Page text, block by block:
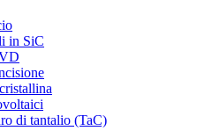
in SiC
di tantalio (TaC)